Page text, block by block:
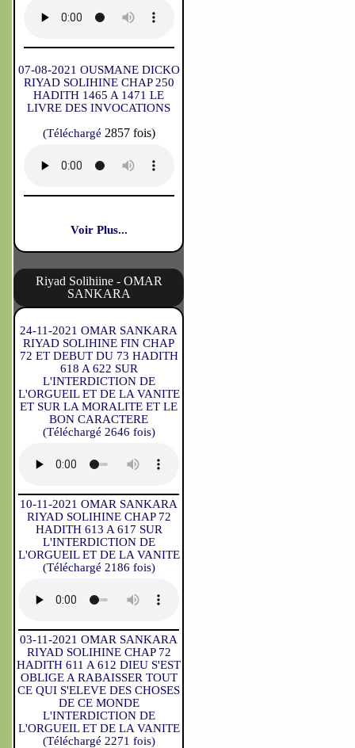
07-08-2021 OUSMANE DICKO
RIYAD SOLIHINE CHAP 250
HADITH 1465 A 1471 LE
LIVRE DES INVOCATIONS
(Téléchargé 2857 fois)
Voir Plus...
Riyad Solihiine - OMAR
SANKARA
24-11-2021 OMAR SANKARA
RIYAD SOLIHINE FIN CHAP
72 ET DEBUT DU 73 HADITH
618 A 622 SUR
L'INTERDICTION DE
L'ORGUEIL ET DE LA VANITE
ET SUR LA MORALITE ET LE
BON CARACTERE
(Téléchargé 2646 fois)
10-11-2021 OMAR SANKARA
RIYAD SOLIHINE CHAP 72
HADITH 613 A 617 SUR
L'INTERDICTION DE
L'ORGUEIL ET DE LA VANITE
(Téléchargé 2186 fois)
03-11-2021 OMAR SANKARA
RIYAD SOLIHINE CHAP 72
HADITH 611 A 612 DIEU S'EST
OBLIGE A RABAISSER TOUT
CE QUI S'ELEVE DES CHOSES
DE CE MONDE
L'INTERDICTION DE
L'ORGUEIL ET DE LA VANITE
(Téléchargé 2271 fois)